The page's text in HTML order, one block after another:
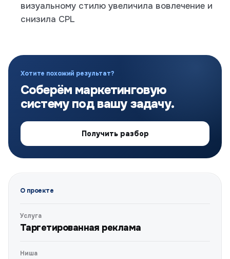
О проекте
Услуга
Таргетированная реклама
Ниша
визуальному стилю увеличила вовлечение и
снизила CPL
Хотите похожий результат?
Соберём маркетинговую
систему под вашу задачу.
Получить разбор